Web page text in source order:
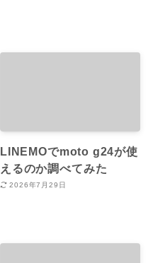
LINEMOでmoto g24が使
えるのか調べてみた
2026年7月29日